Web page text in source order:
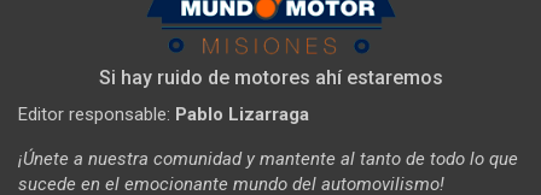
Si hay ruido de motores ahí estaremos
Editor responsable: Pablo Lizarraga
¡Únete a nuestra comunidad y mantente al tanto de todo lo que
sucede en el emocionante mundo del automovilismo!